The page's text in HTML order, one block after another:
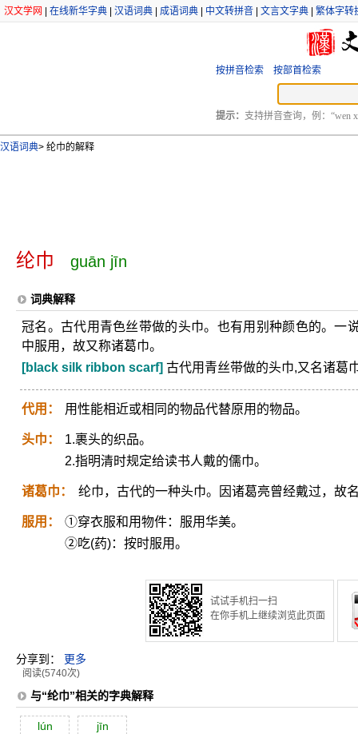
汉文学网 在线新华字典 汉语词典 成语词典 中文转拼音 文言文字典 繁体字转
按拼音检索 按部首检索
提示： 支持拼音查询，例：“wen
汉语词典> 纶巾的解释
纶巾 guān jīn
词典解释
冠名。古代用青色丝带做的头巾。也有用别种颜色的。一
中服用，故又称诸葛巾。
[black silk ribbon scarf] 古代用青丝带做的头巾,又名诸葛
代用： 用性能相近或相同的物品代替原用的物品。
头巾：
1.裹头的织品。
2.指明清时规定给读书人戴的儒巾。
诸葛巾： 纶巾，古代的一种头巾。因诸葛亮曾经戴过，故
服用：
①穿衣服和用物件：服用华美。
②吃(药)：按时服用。
试试手机扫一扫
在你手机上继续浏览此页面
分享到： 更多
阅读(5740次)
与“纶巾”相关的字典解释
lún jīn